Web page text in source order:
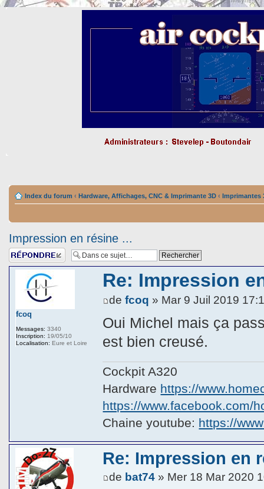
Index du forum ‹ Hardware, Affichages, CNC & Imprimante 3D ‹ Imprimantes
Impression en résine ...
Répondre
Re: Impression
defcoq » Mar 9 Juil 2019
Oui Michel mais ça
est bien creusé.
Cockpit A320
Hardware https://
https://www.facebook.com/
Chaine youtube: https://
fcoq
Messages: 3340
Inscription: 19/05/10
Localisation: Eure et Loire
Re: Impression en
de bat74 » Mer 18 Mar 2020